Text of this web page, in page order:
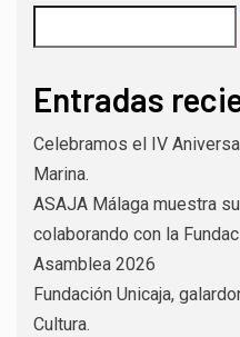
Entradas
Celebramos el IV
Marina.
ASAJA Málaga muestra
colaborando con la
Asamblea 2026
Fundación Unicaja,
Cultura.